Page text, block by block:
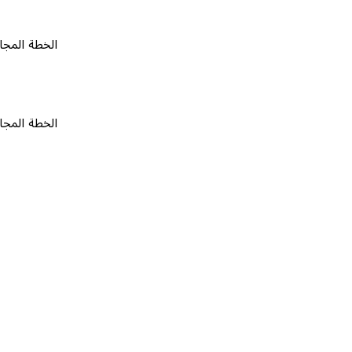
الخطة المجانية ٠
الخطة المجانية ٠